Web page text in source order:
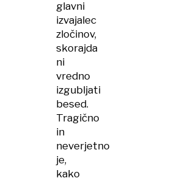
glavni
izvajalec
zločinov,
skorajda
ni
vredno
izgubljati
besed.
Tragično
in
neverjetno
je,
kako